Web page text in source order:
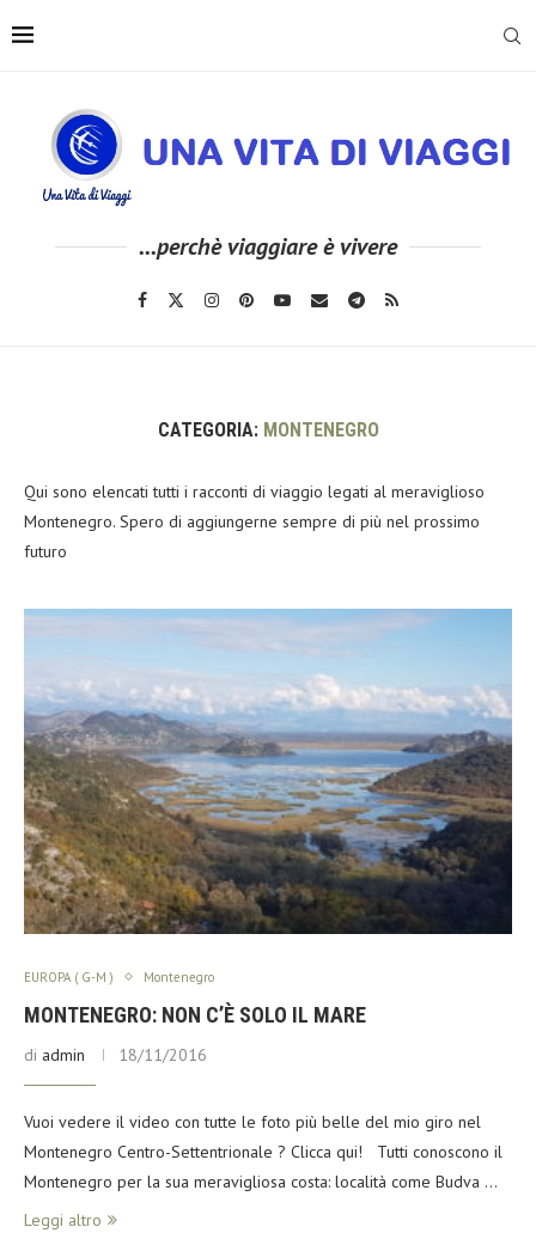
...perchè viaggiare è vivere
CATEGORIA: MONTENEGRO
Qui sono elencati tutti i racconti di viaggio legati al meraviglioso
Montenegro. Spero di aggiungerne sempre di più nel prossimo
futuro
EUROPA ( G-M ) Montenegro
MONTENEGRO: NON C’È SOLO IL MARE
di admin 18/11/2016
Vuoi vedere il video con tutte le foto più belle del mio giro nel
Montenegro Centro-Settentrionale ? Clicca qui! Tutti conoscono il
Montenegro per la sua meravigliosa costa: località come Budva …
Leggi altro